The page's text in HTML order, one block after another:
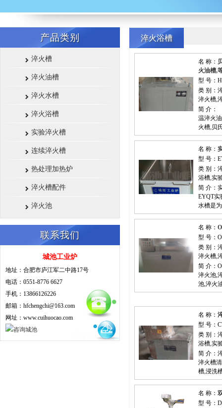
产品类别
淬火槽
淬火油槽
淬火水槽
淬火浴槽
实验淬火槽
连续淬火槽
热处理加热炉
淬火槽配件
淬火池
联系我们
城池工业炉
地址：合肥市庐江军二中路17号
电话：0551-8776 6627
手机：13866126226
邮箱：hfchengchi@163.com
网址：www.cuihuocao.com
淬火浴槽
名 称：
火油槽,
型 号：
类 别：
淬火槽,
简 介：
温淬火
火槽,贝
名 称：
型 号：
类 别：
浴槽,实
简 介：
EYQT实
水槽是
名 称：
型 号：
类 别：
淬火槽,
简 介：
淬火池,
池,淬火
名 称：
型 号：
类 别：
浴槽,实
简 介：
淬火槽
槽,浸洗
名 称：
型 号：